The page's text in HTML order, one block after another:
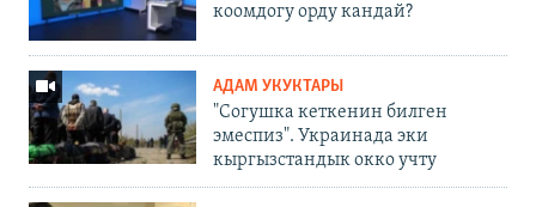
коомдогу орду кандай?
АДАМ УКУКТАРЫ
"Согушка кеткенин билген
эмеспиз". Украинада эки
кыргызстандык окко учту